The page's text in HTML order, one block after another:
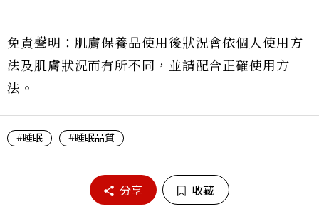
免責聲明：肌膚保養品使用後狀況會依個人使用方
法及肌膚狀況而有所不同，並請配合正確使用方
法。
#睡眠 #睡眠品質
分享 收藏